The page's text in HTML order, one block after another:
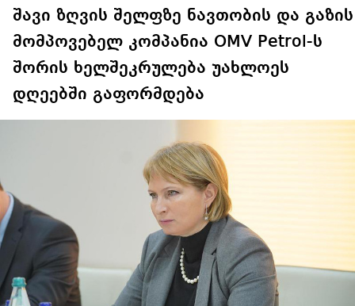
შავი ზღვის შელფზე ნავთობის და გაზის
მომპოვებელ კომპანია OMV Petrol-ს
შორის ხელშეკრულება უახლოეს
დღეებში გაფორმდება